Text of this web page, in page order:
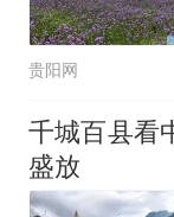
贵阳网
千城百县看
盛放